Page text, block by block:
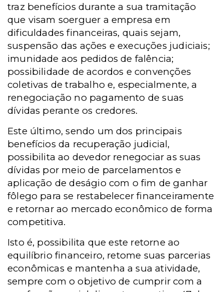
traz benefícios durante a sua tramitação
que visam soerguer a empresa em
dificuldades financeiras, quais sejam,
suspensão das ações e execuções judiciais;
imunidade aos pedidos de falência;
possibilidade de acordos e convenções
coletivas de trabalho e, especialmente, a
renegociação no pagamento de suas
dívidas perante os credores.
Este último, sendo um dos principais
benefícios da recuperação judicial,
possibilita ao devedor renegociar as suas
dívidas por meio de parcelamentos e
aplicação de deságio com o fim de ganhar
fôlego para se restabelecer financeiramente
e retornar ao mercado econômico de forma
competitiva.
Isto é, possibilita que este retorne ao
equilíbrio financeiro, retome suas parcerias
econômicas e mantenha a sua atividade,
sempre com o objetivo de cumprir com a